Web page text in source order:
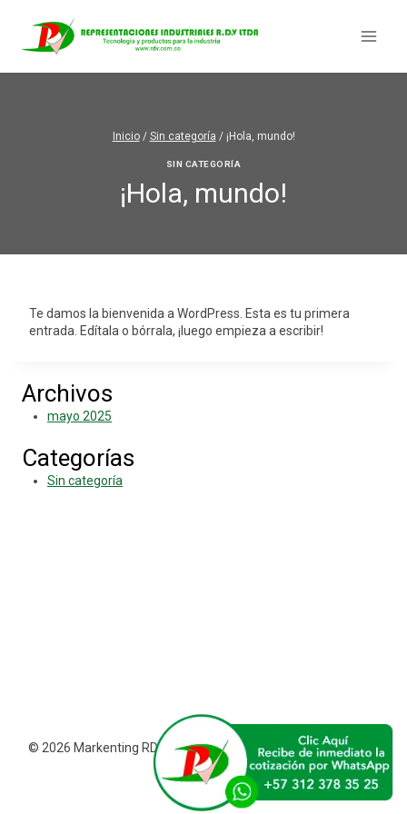
contenido
Inicio / Sin categoría / ¡Hola, mundo!
SIN CATEGORÍA
¡Hola, mundo!
Te damos la bienvenida a WordPress. Esta es tu primera
entrada. Edítala o bórrala, ¡luego empieza a escribir!
Archivos
mayo 2025
Categorías
Sin categoría
© 2026 Markenting RDV - Tema para WordPress porKadence
WP